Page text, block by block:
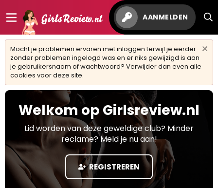
AANMELDEN
Mocht je problemen ervaren met inloggen terwijl je eerder
zonder problemen ingelogd was en er niks gewijzigd is aan
je gebruikersnaam of wachtwoord? Verwijder dan even alle
cookies voor deze site.
Welkom op Girlsreview.nl
Lid worden van deze geweldige club? Minder
reclame? Meld je nu aan!
REGISTREREN